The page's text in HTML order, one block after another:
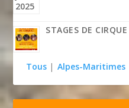
STAGES DE
Tous | Alpes-Maritimes